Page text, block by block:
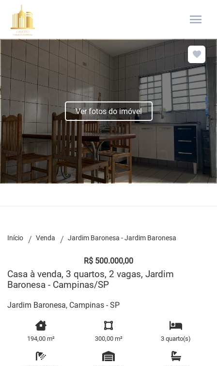
menu
Ver fotos do imóvel
Início Venda Jardim Baronesa - Jardim Baronesa
R$ 500.000,00
Casa à venda, 3 quartos, 2 vagas, Jardim
Baronesa - Campinas/SP
Jardim Baronesa, Campinas - SP
194,00 m² 300,00 m² 3 quarto(s)